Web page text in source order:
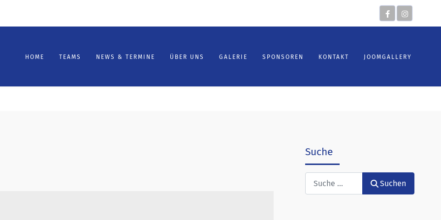
HOME TEAMS NEWS & TERMINE ÜBER UNS GALERIE SPONSOREN KONTAKT JOOMGALLERY
Suche
Suchen
Suchen